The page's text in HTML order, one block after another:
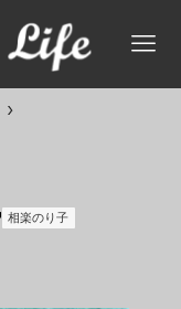
相楽のり子